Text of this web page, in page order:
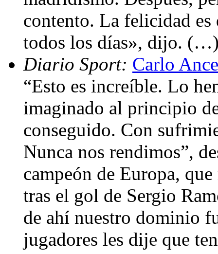
contento. La felicidad
todos los días», dijo.
Diario Sport: Carlo
“Esto es increíble. Lo
imaginado al principio
conseguido. Con
Nunca nos rendimos”,
campeón de Europa,
tras el gol de Sergio
de ahí nuestro dominio
jugadores les dije que